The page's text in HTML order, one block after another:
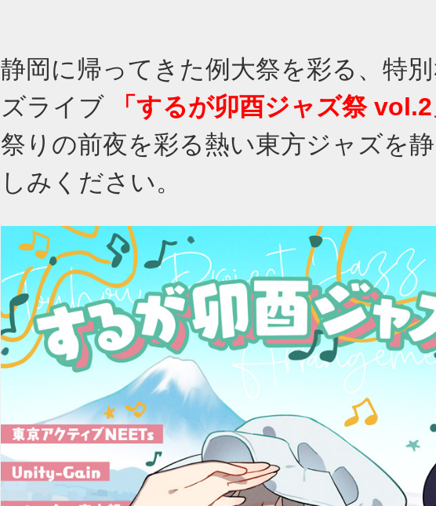
静岡に帰ってきた例大祭を彩る、特
ズライブ
「するが卯酉ジャズ祭 vol.2
祭りの前夜を彩る熱い東方ジャズを
しみください。